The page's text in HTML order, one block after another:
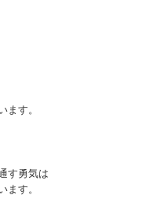
す。
す勇気は
す。